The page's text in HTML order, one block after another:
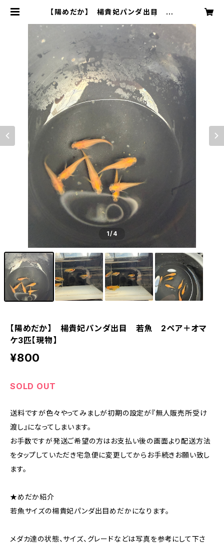
【陽めだか】 楊貴妃パンダ出目 若
だか
1/4
【陽めだか】 楊貴妃パンダ出目 若魚 2ペア＋オマ
ケ3匹【現物】
¥800
SOLD OUT
送料ですが色々やってみましが初期の設定が『無人販売所受け
渡し』になってしまいます。
お手数ですが発送ご希望の方はお支払い後の画面より配送方法
をタップしていただき宅急便に変更してからお手続きお願い致し
ます。
★めだか紹介
若魚サイズの楊貴妃パンダ出目めだかになります。
メダカ達の状態、サイズ、グレードなどは写真を参考にして下さ